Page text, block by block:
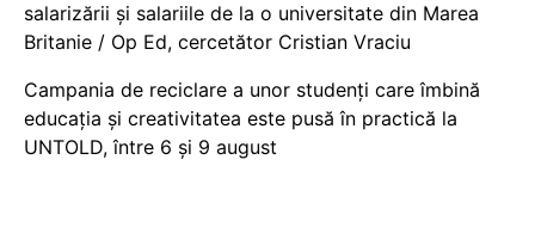
salarizării și salariile de la o universitate din Marea
Britanie / Op Ed, cercetător Cristian Vraciu
Campania de reciclare a unor studenți care îmbină
educația și creativitatea este pusă în practică la
UNTOLD, între 6 și 9 august